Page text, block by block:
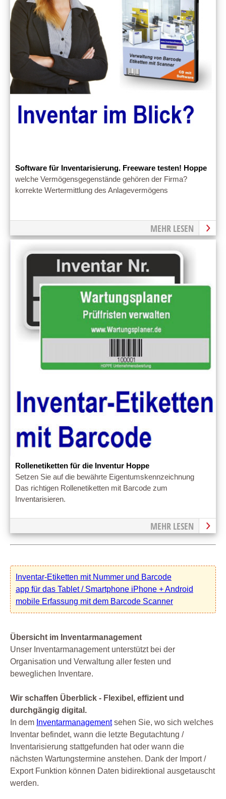
Software für Inventarisierung. Freeware testen! Hoppe
welche Vermögensgegenstände gehören der Firma?
korrekte Wertermittlung des Anlagevermögens
MEHR LESEN
Rollenetiketten für die Inventur Hoppe
Setzen Sie auf die bewährte Eigentumskennzeichnung
Das richtigen Rollenetiketten mit Barcode zum
Inventarisieren.
MEHR LESEN
Inventar-Etiketten mit Nummer und Barcode
app für das Tablet / Smartphone iPhone + Android
mobile Erfassung mit dem Barcode Scanner
Übersicht im Inventarmanagement
Unser Inventarmanagement unterstützt bei der
Organisation und Verwaltung aller festen und
beweglichen Inventare.
Wir schaffen Überblick - Flexibel, effizient und
durchgängig digital.
In dem Inventarmanagementsehen Sie, wo sich welches
Inventar befindet, wann die letzte Begutachtung /
Inventarisierung stattgefunden hat oder wann die
nächsten Wartungstermine anstehen. Dank der Import /
Export Funktion können Daten bidirektional ausgetauscht
werden.